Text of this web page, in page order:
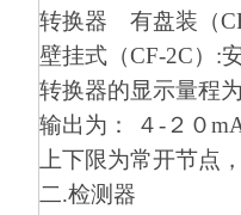
转换器 有盘装（
壁挂式（CF-2C）:
转换器的显示量程
输出为： ４-２０
上下限为常开节点
二.检测器